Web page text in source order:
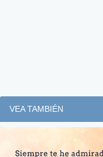
VEA TAMBIÉN